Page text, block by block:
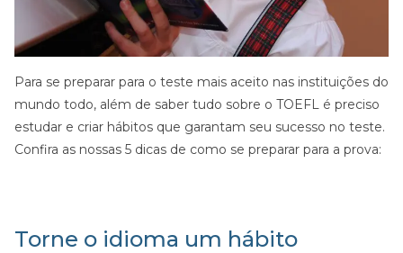
Para se preparar para o teste mais aceito nas instituições do
mundo todo, além de saber tudo sobre o TOEFL é preciso
estudar e criar hábitos que garantam seu sucesso no teste.
Confira as nossas 5 dicas de como se preparar para a prova:
Torne o idioma um hábito